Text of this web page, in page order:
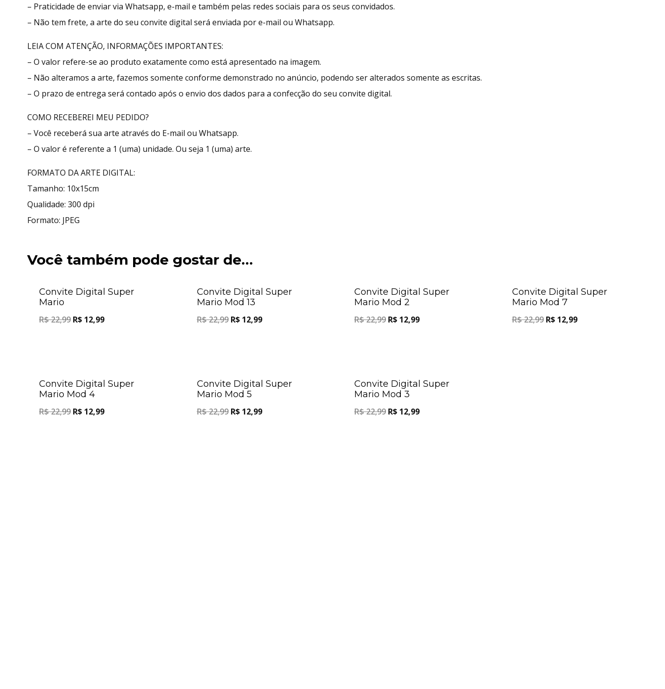
– Praticidade de enviar via Whatsapp, e-mail e também pelas redes sociais para os seus convidados.
– Não tem frete, a arte do seu convite digital será enviada por e-mail ou Whatsapp.
LEIA COM ATENÇÃO, INFORMAÇÕES IMPORTANTES:
– O valor refere-se ao produto exatamente como está apresentado na imagem.
– Não alteramos a arte, fazemos somente conforme demonstrado no anúncio, podendo ser alterados somente as escritas.
– O prazo de entrega será contado após o envio dos dados para a confecção do seu convite digital.
COMO RECEBEREI MEU PEDIDO?
– Você receberá sua arte através do E-mail ou Whatsapp.
– O valor é referente a 1 (uma) unidade. Ou seja 1 (uma) arte.
FORMATO DA ARTE DIGITAL:
Tamanho: 10x15cm
Qualidade: 300 dpi
Formato: JPEG
Você também pode gostar de…
Convite Digital Super
Mario
R$22,99 R$ 12,99
Convite Digital Super
Mario Mod 13
R$22,99 R$12,99
Convite Digital Super
Mario Mod 2
R$22,99 R$ 12,99
Convite Digital Super
Mario Mod 7
R$22,99 R$12,99
Convite Digital Super
Mario Mod 4
R$22,99 R$ 12,99
Convite Digital Super
Mario Mod 5
R$22,99 R$12,99
Convite Digital Super
Mario Mod 3
R$22,99 R$ 12,99